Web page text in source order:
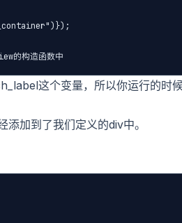
的构造函数中
这个变量，所以你运行的时
加到了我们定义的div中。